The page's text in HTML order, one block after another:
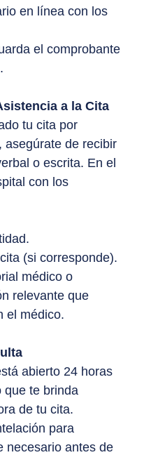
en línea con los
el comprobante
a la Cita
tu cita por
asegúrate de recibir
o escrita. En el
con los
(si corresponde).
médico o
relevante que
el médico.
abierto 24 horas
que te brinda
de tu cita.
para
necesario antes de